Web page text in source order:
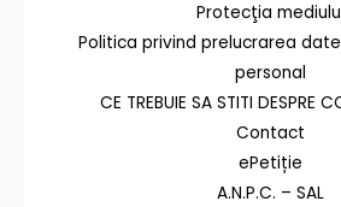
Protecţia
Politica privind prelucrarea
personal
CE TREBUIE SA STITI DESPRE
Contact
ePetiție
A.N.P.C. – SAL